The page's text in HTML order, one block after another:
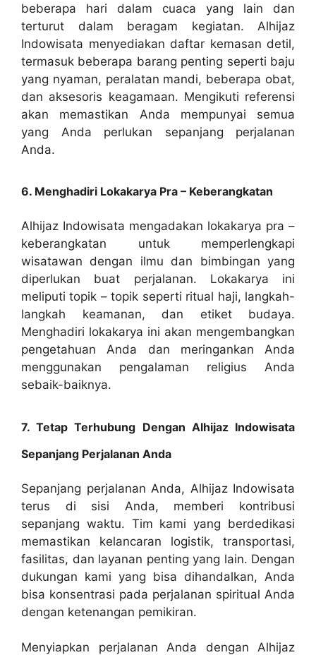
beberapa hari dalam cuaca yang lain dan
terturut dalam beragam kegiatan. Alhijaz
Indowisata menyediakan daftar kemasan detil,
termasuk beberapa barang penting seperti baju
yang nyaman, peralatan mandi, beberapa obat,
dan aksesoris keagamaan. Mengikuti referensi
akan memastikan Anda mempunyai semua
yang Anda perlukan sepanjang perjalanan
Anda.
6. Menghadiri Lokakarya Pra – Keberangkatan
Alhijaz Indowisata mengadakan lokakarya pra –
keberangkatan untuk memperlengkapi
wisatawan dengan ilmu dan bimbingan yang
diperlukan buat perjalanan. Lokakarya ini
meliputi topik – topik seperti ritual haji, langkah-
langkah keamanan, dan etiket budaya.
Menghadiri lokakarya ini akan mengembangkan
pengetahuan Anda dan meringankan Anda
menggunakan pengalaman religius Anda
sebaik-baiknya.
7. Tetap Terhubung Dengan Alhijaz Indowisata
Sepanjang Perjalanan Anda
Sepanjang perjalanan Anda, Alhijaz Indowisata
terus di sisi Anda, memberi kontribusi
sepanjang waktu. Tim kami yang berdedikasi
memastikan kelancaran logistik, transportasi,
fasilitas, dan layanan penting yang lain. Dengan
dukungan kami yang bisa dihandalkan, Anda
bisa konsentrasi pada perjalanan spiritual Anda
dengan ketenangan pemikiran.
Menyiapkan perjalanan Anda dengan Alhijaz